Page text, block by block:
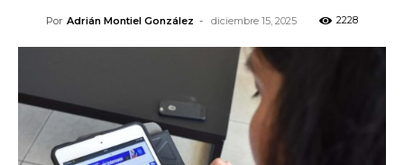
Por Adrián Montiel González - diciembre 15, 2025 2228